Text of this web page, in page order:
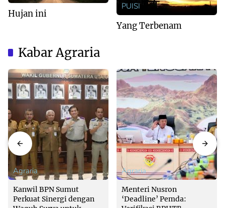
Hujan ini
PUISI
Yang Terbenam
Kabar Agraria
Agraria
Kanwil BPN Sumut
Perkuat Sinergi dengan
Agraria
Menteri Nusron
‘Deadline’ Pemda: